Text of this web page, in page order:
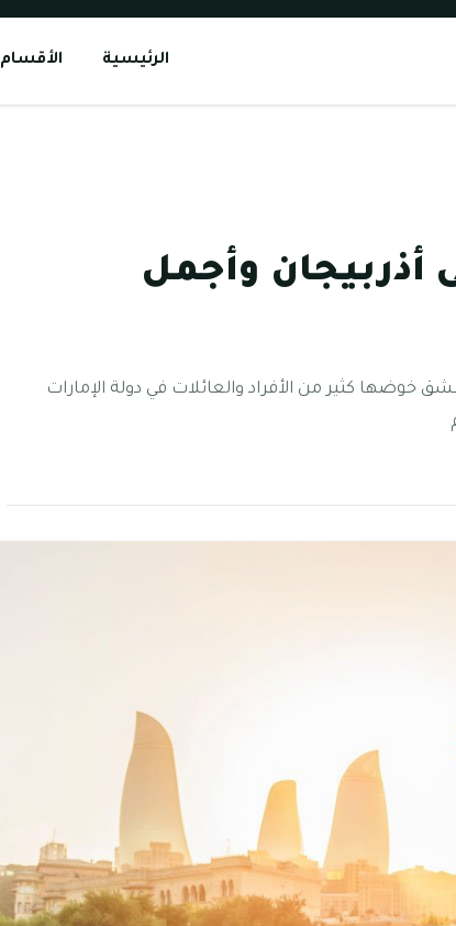
الرئيسية الأقسام
أذربيجان وأجمل
خوضها كثير من الأفراد والعائلات في دولة الإمارات